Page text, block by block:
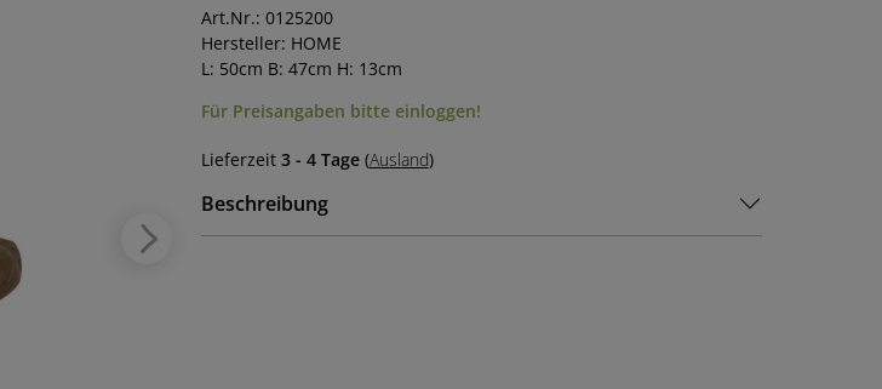
Art.Nr.: 0125200
Hersteller: HOME
L: 50cm B: 47cm H: 13cm
Für Preisangaben bitte einloggen!
Lieferzeit 3 - 4 Tage(Ausland)
Beschreibung